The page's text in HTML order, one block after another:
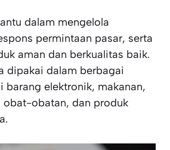
dalam mengelola
permintaan pasar, serta
aman dan berkualitas baik.
dipakai dalam berbagai
barang elektronik, makanan,
obatan, dan produk